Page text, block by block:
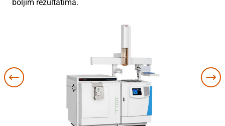
boljim rezultatima.